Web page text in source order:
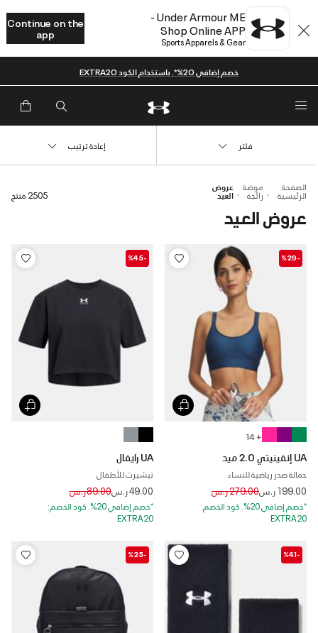
Under Armour ME -
Shop Online APP
Sports Apparels & Gear
Continue on the
app
خصم إضافي 20%*. باستخدام الكود EXTRA20
الصفحة
الرئيسية
موضة
رائجة
عروض
العيد
عروض العيد
2505 منتج
فلتر إعادة ترتيب
-%29
+ 14
UA إنفينيتي 2.0 ميد
حمالة صدر رياضية للنساء
199.00 ر.س Price reduced from
279.00 ر.س to
*خصم إضافي 20%. كود الخصم:
EXTRA20
-%45
UA رايفال
تيشيرت للأطفال
49.00 ر.س Price reduced from
89.00 ر.س to
*خصم إضافي 20%. كود الخصم:
EXTRA20
-%41
-%25